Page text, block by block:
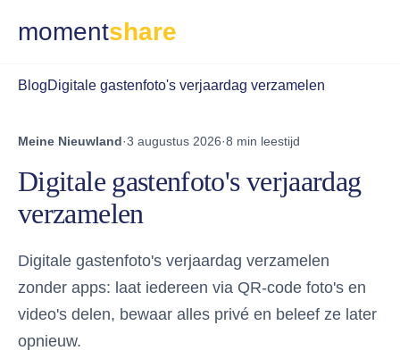
momentshare
BlogDigitale gastenfoto's verjaardag verzamelen
Meine Nieuwland·3 augustus 2026·8 min leestijd
Digitale gastenfoto's verjaardag
verzamelen
Digitale gastenfoto's verjaardag verzamelen
zonder apps: laat iedereen via QR-code foto's en
video's delen, bewaar alles privé en beleef ze later
opnieuw.